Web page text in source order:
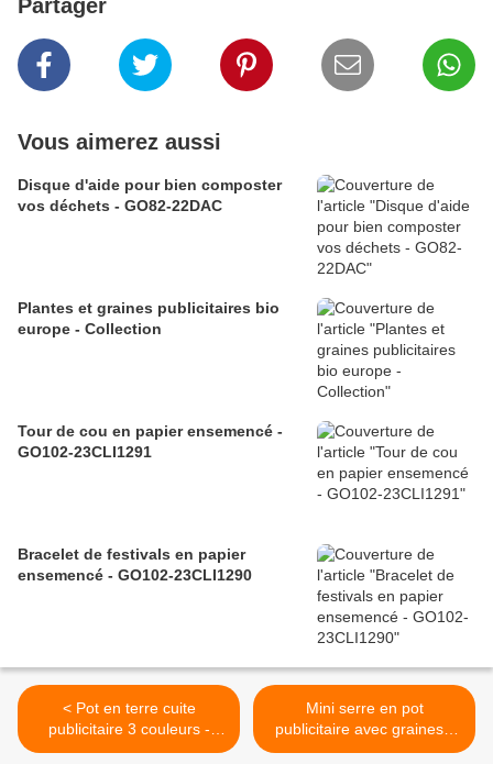
Partager
Vous aimerez aussi
Disque d'aide pour bien composter
vos déchets - GO82-22DAC
Plantes et graines publicitaires bio
europe - Collection
Tour de cou en papier ensemencé -
GO102-23CLI1291
Bracelet de festivals en papier
ensemencé - GO102-23CLI1290
< Pot en terre cuite
publicitaire 3 couleurs -
GO142-18PT01
Mini serre en pot
publicitaire avec graines -
GO142-18CMS01 >